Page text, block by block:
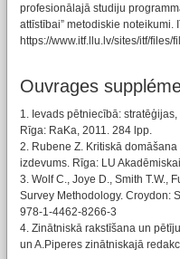
profesionālajā studiju
attīstībai” metodiskie noteikumi.
https://www.itf.llu.lv/sites/itf/
Ouvrages
1. Ievads pētniecībā:
Rīga: RaKa, 2011. 284 lpp.
2. Rubene Z. Kritiskā
izdevums. Rīga: LU
3. Wolf C., Joye D., Smith T.W.,
Survey Methodology. Croydon:
978-1-4462-8266-3
4. Zinātniskā rakstīšana un
un A.Piperes zinātniskajā